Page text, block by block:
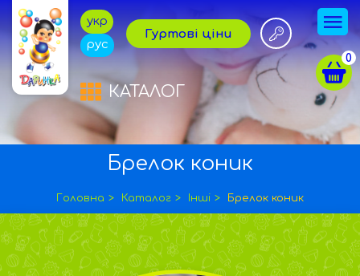
укр
рус
Гуртові ціни
КАТАЛОГ
0
Брелок коник
Головна Каталог Інші Брелок коник